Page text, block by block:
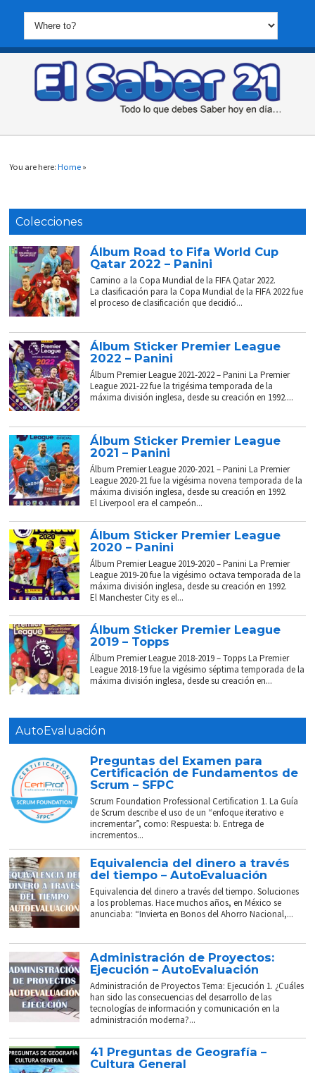
You are here:Home »
Colecciones
Álbum Road to Fifa World Cup
Qatar 2022 – Panini
Camino a la Copa Mundial de la FIFA Qatar 2022.
La clasificación para la Copa Mundial de la FIFA 2022 fue
el proceso de clasificación que decidió...
Álbum Sticker Premier League
2022 – Panini
Álbum Premier League 2021-2022 – Panini La Premier
League 2021-22 fue la trigésima temporada de la
máxima división inglesa, desde su creación en 1992....
Álbum Sticker Premier League
2021 – Panini
Álbum Premier League 2020-2021 – Panini La Premier
League 2020-21 fue la vigésima novena temporada de la
máxima división inglesa, desde su creación en 1992.
El Liverpool era el campeón...
Álbum Sticker Premier League
2020 – Panini
Álbum Premier League 2019-2020 – Panini La Premier
League 2019-20 fue la vigésimo octava temporada de la
máxima división inglesa, desde su creación en 1992.
El Manchester City es el...
Álbum Sticker Premier League
2019 – Topps
Álbum Premier League 2018-2019 – Topps La Premier
League 2018-19 fue la vigésimo séptima temporada de la
máxima división inglesa, desde su creación en...
AutoEvaluación
Preguntas del Examen para
Certificación de Fundamentos de
Scrum – SFPC
Scrum Foundation Professional Certification 1. La Guía
de Scrum describe el uso de un “enfoque iterativo e
incrementar”, como: Respuesta: b. Entrega de
incrementos...
Equivalencia del dinero a través
del tiempo – AutoEvaluación
Equivalencia del dinero a través del tiempo. Soluciones
a los problemas. Hace muchos años, en México se
anunciaba: “Invierta en Bonos del Ahorro Nacional,...
Administración de Proyectos:
Ejecución – AutoEvaluación
Administración de Proyectos Tema: Ejecución 1. ¿Cuáles
han sido las consecuencias del desarrollo de las
tecnologías de información y comunicación en la
administración moderna?...
41 Preguntas de Geografía –
Cultura General